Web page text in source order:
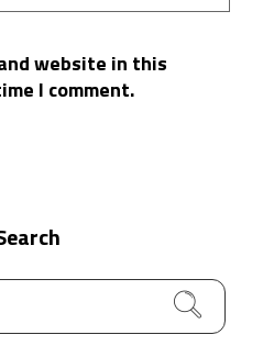
website in this
I comment.